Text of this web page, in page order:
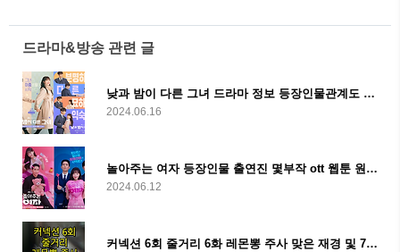
드라마&방송 관련 글
낮과 밤이 다른 그녀 드라마 정보 등장인물관계도 원작 몇부작 ott 및 줄거리
2024.06.16
놀아주는 여자 등장인물 출연진 몇부작 ott 웹툰 원작 및 줄거리
2024.06.12
커넥션 6회 줄거리 6화 레몬뽕 주사 맞은 재경 및 7회 예고